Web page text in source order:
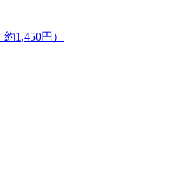
約1,450円 ）